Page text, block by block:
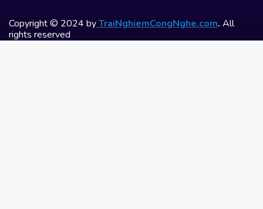
Copyright © 2024 byTraiNghiemCongNghe.com. All
rights reserved